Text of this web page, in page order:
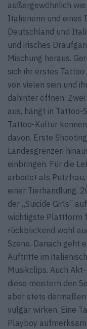
außergewöhnlich
Italienerin und eines
Deutschland und
und irisches
Mischung heraus.
sich ihr erstes
von vielen sein und
dahinter öffnen.
aus, hängt in Tattoo-
Tattoo-Kultur
davon. Erste
Landesgrenzen
einbringen. Für die
arbeitet als
einer Tierhandlung.
der „Suicide Girls“
wichtigste Plattform
rückblickend wohl
Szene. Danach geht
Auftritte im
Musikclips. Auch
diese meistern den
aber stets
vulgär wirken. Eine
Playboy